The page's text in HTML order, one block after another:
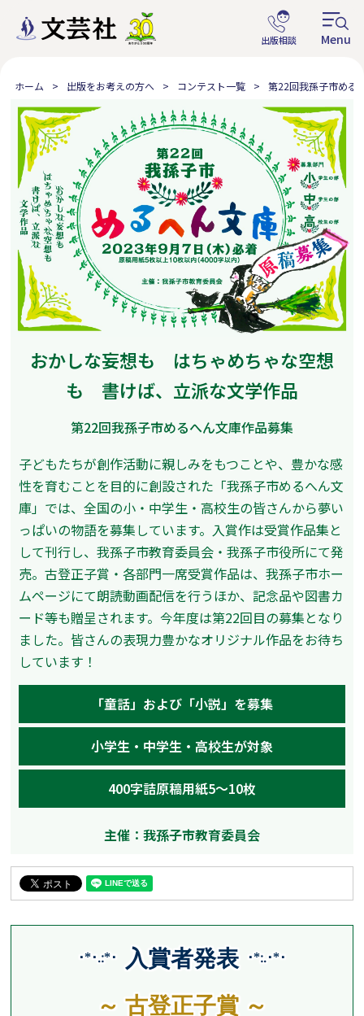
ホーム 出版をお考えの方へ コンテスト一覧 第22回我孫子市める
おかしな妄想も はちゃめちゃな空想
も 書けば、立派な文学作品
第22回我孫子市めるへん文庫作品募集
子どもたちが創作活動に親しみをもつことや、豊かな感
性を育むことを目的に創設された「我孫子市めるへん文
庫」では、全国の小・中学生・高校生の皆さんから夢い
っぱいの物語を募集しています。入賞作は受賞作品集と
して刊行し、我孫子市教育委員会・我孫子市役所にて発
売。古登正子賞・各部門一席受賞作品は、我孫子市ホー
ムページにて朗読動画配信を行うほか、記念品や図書カ
ード等も贈呈されます。今年度は第22回目の募集となり
ました。皆さんの表現力豊かなオリジナル作品をお待ち
しています！
「童話」および「小説」を募集
小学生・中学生・高校生が対象
400字詰原稿用紙5～10枚
主催：我孫子市教育委員会
･*･.:*･ 入賞者発表 ･*:.･*･
～ 古登正子賞 ～